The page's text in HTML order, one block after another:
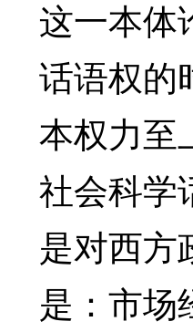
这一本体
话语权的
本权力至
社会科学
是对西方
是：市